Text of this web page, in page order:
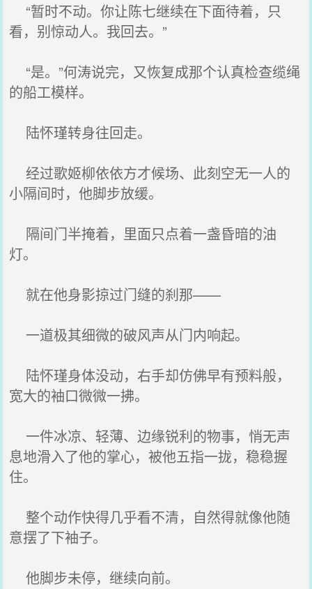
“暂时不动。你让陈七继续在下面待着，只
看，别惊动人。我回去。”
“是。”何涛说完，又恢复成那个认真检查缆绳
的船工模样。
陆怀瑾转身往回走。
经过歌姬柳依依方才候场、此刻空无一人的
小隔间时，他脚步放缓。
隔间门半掩着，里面只点着一盏昏暗的油
灯。
就在他身影掠过门缝的刹那——
一道极其细微的破风声从门内响起。
陆怀瑾身体没动，右手却仿佛早有预料般，
宽大的袖口微微一拂。
一件冰凉、轻薄、边缘锐利的物事，悄无声
息地滑入了他的掌心，被他五指一拢，稳稳握
住。
整个动作快得几乎看不清，自然得就像他随
意摆了下袖子。
他脚步未停，继续向前。